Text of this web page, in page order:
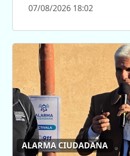
07/08/2026 18:02
ALARMA CIUDADANA